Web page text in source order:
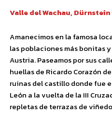
Valle del Wachau, Dürnstein
Amanecimos en la famosa
las poblaciones más bonitas
Austria. Paseamos por sus
huellas de Ricardo Corazón
ruinas del castillo donde fue
León a la vuelta de la III
repletas de terrazas de